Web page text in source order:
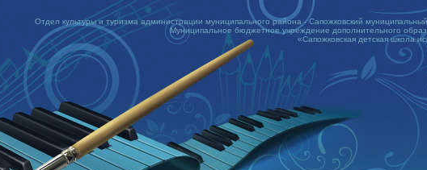
Отдел культуры и туризма администрации муниципального района - Сапожковский
Муниципальное бюджетное учреждение дополнительного
«Сапожковская детская школа